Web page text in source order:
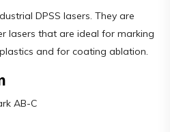
DPSS lasers. They are
lasers that are ideal for marking
and for coating ablation.
AB-C